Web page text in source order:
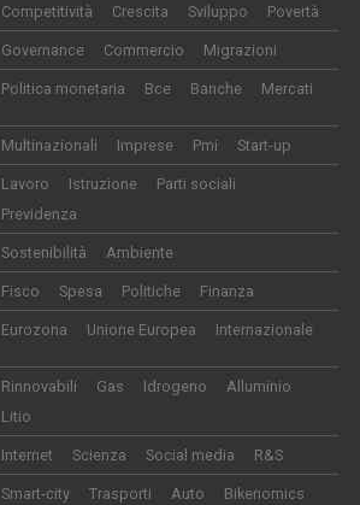
Competitività Crescita Sviluppo Povertà
Governance Commercio Migrazioni
Politica monetaria Bce Banche Mercati
Multinazionali Imprese Pmi Start-up
Lavoro Istruzione
Parti sociali
Previdenza
Sostenibilità Ambiente
Fisco Spesa Politiche Finanza
Eurozona Unione Europea Internazionale
Rinnovabili Gas Idrogeno
Alluminio
Litio
Internet Scienza Social media R&S
Smart-city Trasporti Auto Bikenomics